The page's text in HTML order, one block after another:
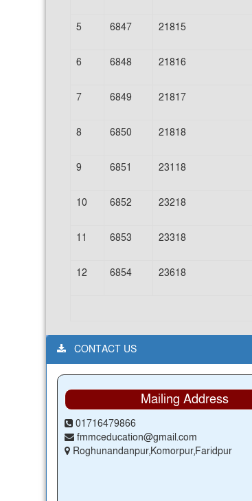
5 6847 21815
6 6848 21816
7 6849 21817
8 6850 21818
9 6851 23118
10 6852 23218
11 6853 23318
12 6854 23618
CONTACT US
Mailing Address
01716479866
fmmceducation@gmail.com
Roghunandanpur,Komorpur,Faridpur